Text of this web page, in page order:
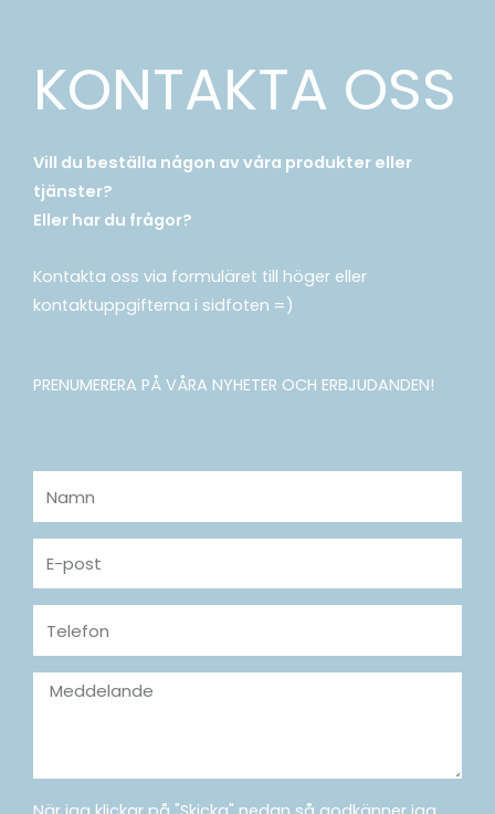
KONTAKTA OSS
Vill du beställa någon av våra produkter eller
tjänster?
Eller har du frågor?
Kontakta oss via formuläret till höger eller
kontaktuppgifterna i sidfoten =)
PRENUMERERA PÅ VÅRA NYHETER OCH ERBJUDANDEN!
post
Meddelande